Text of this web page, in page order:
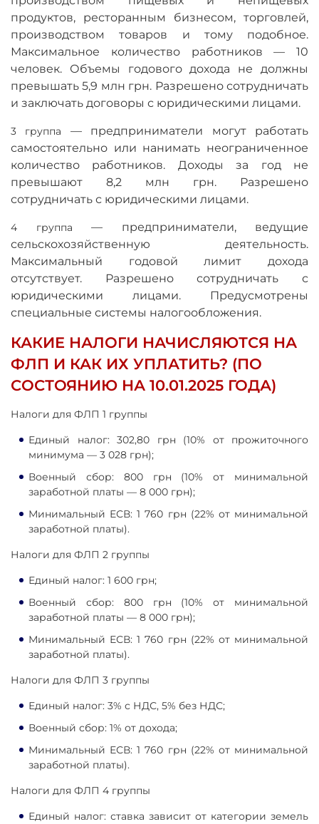
продуктов, ресторанным бизнесом, торговлей,
производством товаров и тому подобное.
Максимальное количество работников— 10
человек. Объемы годового дохода не должны
превышать 5,9 млн грн. Разрешено сотрудничать
и заключать договоры с юридическими лицами.
3 группа —предприниматели могут работать
самостоятельно или нанимать неограниченное
количество работников. Доходы за год не
превышают 8,2 млн грн. Разрешено
сотрудничать с юридическими лицами.
4 группа — предприниматели, ведущие
сельскохозяйственную деятельность.
Максимальный годовой лимит дохода
отсутствует. Разрешено сотрудничать с
юридическими лицами. Предусмотрены
специальные системы налогообложения.
КАКИЕ НАЛОГИ НАЧИСЛЯЮТСЯ НА
ФЛП И КАК ИХ УПЛАТИТЬ? (ПО
СОСТОЯНИЮ НА 10.01.2025 ГОДА)
Налоги для ФЛП 1 группы
Единый налог: 302,80 грн (10% от прожиточного
минимума — 3 028 грн);
Военный сбор: 800 грн (10% от минимальной
заработной платы — 8 000 грн);
Минимальный ЕСВ: 1 760 грн (22% от минимальной
заработной платы).
Налоги для ФЛП 2 группы
Единый налог: 1 600 грн;
Военный сбор: 800 грн (10% от минимальной
заработной платы — 8 000 грн);
Минимальный ЕСВ: 1 760 грн (22% от минимальной
заработной платы).
Налоги для ФЛП 3 группы
Единый налог: 3% с НДС, 5% без НДС;
Военный сбор: 1% от дохода;
Минимальный ЕСВ: 1 760 грн (22% от минимальной
заработной платы).
Налоги для ФЛП 4 группы
Единый налог: ставка зависит от категории земель